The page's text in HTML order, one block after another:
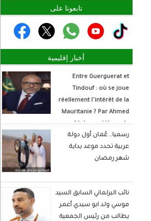
تابعونا على
أخبار إقليمية
Entre Guerguerat et
Tindouf : où se joue
réellement l’intérêt de la
Mauritanie ? Par Ahmed
Mohamed Hamada
Écrivain et analyste
politique
رسميا.. عُمان أول دولة
عربية تحدد موعد بداية
شهر رمضان
نائب البرلماني السابق السيد
موسي ولد ابو سيدي أعمر
يطالب من رئيس الجمعية